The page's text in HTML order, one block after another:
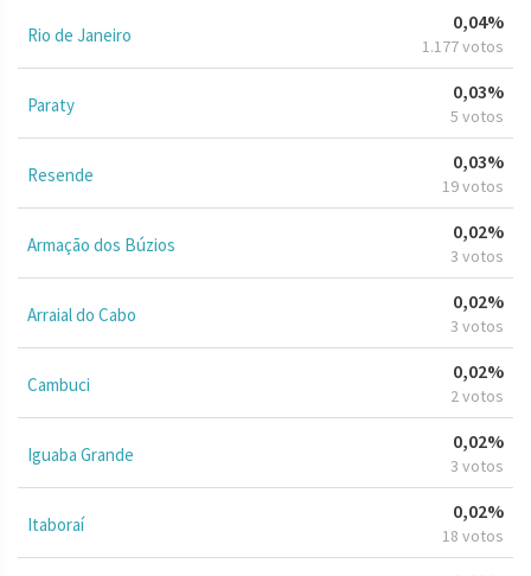
Rio de Janeiro
0,04%
1.177 votos
Paraty
0,03%
5 votos
Resende
0,03%
19 votos
Armação dos Búzios
0,02%
3 votos
Arraial do Cabo
0,02%
3 votos
Cambuci
0,02%
2 votos
Iguaba Grande
0,02%
3 votos
Itaboraí
0,02%
18 votos